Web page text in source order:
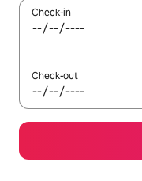
Check-in
Check-out